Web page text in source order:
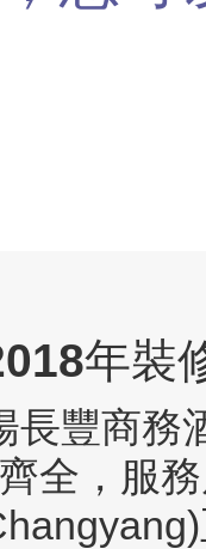
年裝
長豐商務
全，服